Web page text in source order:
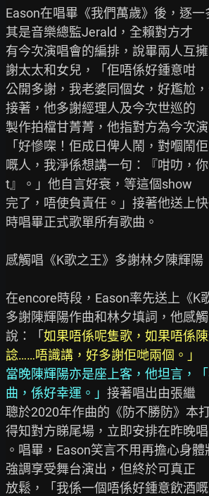
Eason在唱畢《我們萬歲》後，逐
其是音樂總監Jerald，全賴對方才
有今次演唱會的編排，說畢兩人互
謝太太和女兒，「佢唔係好鍾意咁
公開多謝，我老婆同個女，好尷尬，
接著，他多謝經理人及今次世巡的
製作拍檔甘菁菁，他指對方為今次
「好慘㗎！佢成日俾人鬧，對嗰鬧佢
嘅人，我淨係想講一句：『咁叻，
t』。」他自言好衰，等這個show
完了，唔使負責任。」接著他送上
時唱畢正式歌單所有歌曲。
感觸唱《K歌之王》多謝林夕陳輝陽
在encore時段，Eason率先送上《K
多謝陳輝陽作曲和林夕填詞，他感觸
說：「 如果唔係呢隻歌，如果唔係
諗……唔識講，好多謝佢哋兩個。」
當晚陳輝陽亦是座上客，他坦言，
曲，係好幸運。」 接著唱出由張繼
聰於2020年作曲的《防不勝防》本
得知對方睇尾場，立即安排在昨晚唱
。唱畢，Eason笑言不用再擔心身
強調享受舞台演出，但終於可真正
放鬆，「我係一個唔係好鍾意飲酒